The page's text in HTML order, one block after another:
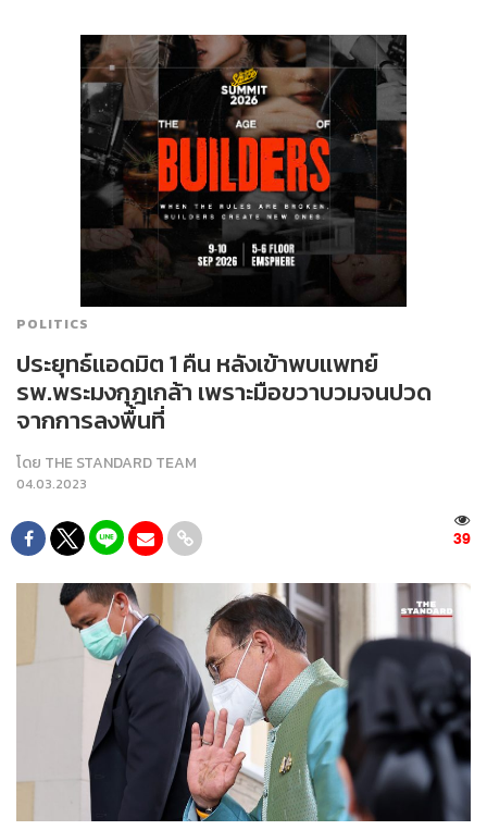
POLITICS
ประยุทธ์แอดมิต 1 คืน หลังเข้าพบแพทย์
รพ.พระมงกุฎเกล้า เพราะมือขวาบวมจนปวด
จากการลงพื้นที่
โดย THE STANDARD TEAM
04.03.2023
39